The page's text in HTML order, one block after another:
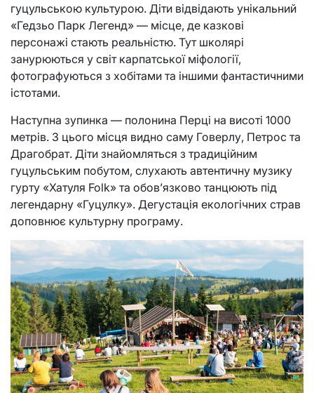
гуцульською культурою. Діти відвідають унікальний
«Гедзьо Парк Легенд» — місце, де казкові
персонажі стають реальністю. Тут школярі
занурюються у світ карпатської міфології,
фотографуються з хобітами та іншими фантастичними
істотами.
Наступна зупинка — полонина Перці на висоті 1000
метрів. З цього місця видно саму Говерлу, Петрос та
Драгобрат. Діти знайомляться з традиційним
гуцульським побутом, слухають автентичну музику
гурту «Хатуля Folk» та обов’язково танцюють під
легендарну «Гуцулку». Дегустація екологічних страв
доповнює культурну програму.